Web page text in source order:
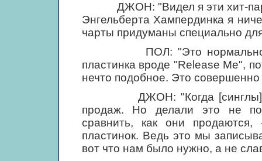
ДЖОН: "Видел я эти хит-
Энгельберта Хампердинка я
чарты придуманы специально
ПОЛ: "Это нормально,
пластинка вроде "Release Me",
нечто подобное. Это совершенно
ДЖОН: "Когда [синглы]
продаж. Но делали это не
сравнить, как они
пластинок. Ведь это мы
вот что нам было нужно, а не